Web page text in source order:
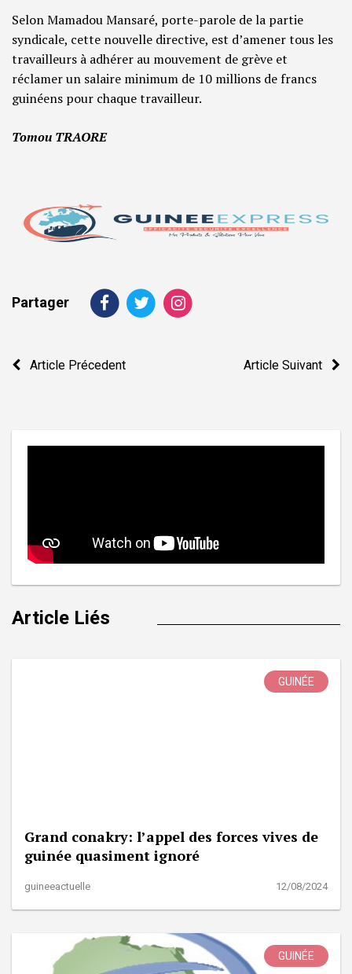
Selon Mamadou Mansaré, porte-parole de la partie
syndicale, cette nouvelle directive, est d’amener tous les
travailleurs à adhérer au mouvement de grève et
réclamer un salaire minimum de 10 millions de francs
guinéens pour chaque travailleur.
Tomou TRAORE
Partager
Navigation
Article Précedent Article Suivant
Article Liés
GUINÉE
Grand conakry: l’appel des forces vives de
guinée quasiment ignoré
guineeactuelle 12/08/2024
GUINÉE